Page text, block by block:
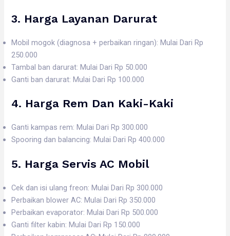
3. Harga Layanan Darurat
Mobil mogok (diagnosa + perbaikan ringan): Mulai Dari Rp
250.000
Tambal ban darurat: Mulai Dari Rp 50.000
Ganti ban darurat: Mulai Dari Rp 100.000
4. Harga Rem Dan Kaki-Kaki
Ganti kampas rem: Mulai Dari Rp 300.000
Spooring dan balancing: Mulai Dari Rp 400.000
5. HargaServis AC Mobil
Cek dan isi ulang freon: Mulai Dari Rp 300.000
Perbaikan blower AC: Mulai Dari Rp 350.000
Perbaikan evaporator: Mulai Dari Rp 500.000
Ganti filter kabin: Mulai Dari Rp 150.000